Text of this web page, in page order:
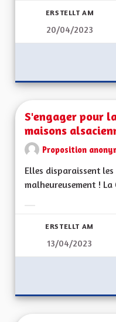
ERSTELLT AM
20/04/2023
S'engager pour
maisons
Proposition
Elles disparaissent
malheureusement !
ERSTELLT AM
13/04/2023